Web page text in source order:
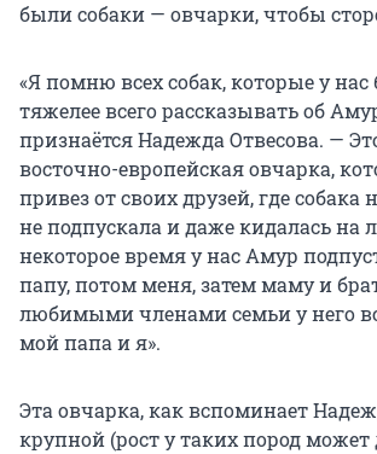
были собаки — овчарки, чтобы
«Я помню всех собак, которые у
тяжелее всего рассказывать об
признаётся Надежда Отвесова. —
восточно-европейская овчарка,
привез от своих друзей, где собака
не подпускала и даже кидалась на
некоторое время у нас Амур
папу, потом меня, затем маму и
любимыми членами семьи у него
мой папа и я».
Эта овчарка, как вспоминает
крупной (рост у таких пород может